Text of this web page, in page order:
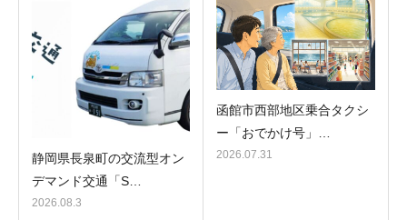
静岡県長泉町の交流型オン
デマンド交通「S…
2026.08.3
函館市西部地区乗合タクシ
ー「おでかけ号」…
2026.07.31